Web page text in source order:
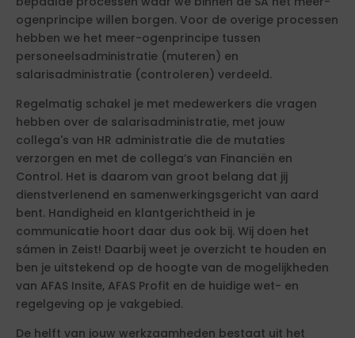
ogenprincipe willen borgen. Voor de overige processen
hebben we het meer-ogenprincipe tussen
personeelsadministratie (muteren) en
salarisadministratie (controleren) verdeeld.
Regelmatig schakel je met medewerkers die vragen
hebben over de salarisadministratie, met jouw
collega's van HR administratie die de mutaties
verzorgen en met de collega’s van Financiën en
Control. Het is daarom van groot belang dat jij
dienstverlenend en samenwerkingsgericht van aard
bent. Handigheid en klantgerichtheid in je
communicatie hoort daar dus ook bij. Wij doen het
sámen in Zeist! Daarbij weet je overzicht te houden en
ben je uitstekend op de hoogte van de mogelijkheden
van AFAS Insite, AFAS Profit en de huidige wet- en
regelgeving op je vakgebied.
De helft van jouw werkzaamheden bestaat uit het